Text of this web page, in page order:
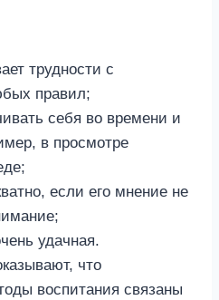
трудности с
правил;
себя во времени и
в просмотре
если его мнение не
удачная.
что
воспитания связаны